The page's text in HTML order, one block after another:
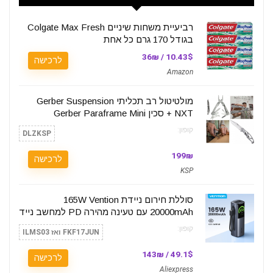
רביעיית משחות שיניים Colgate Max Fresh
בגודל 170 גרם כל אחת
10.43$ / 36₪
Amazon
לרכישה
מולטיטול רב תכליתי Gerber Suspension
NXT + סכין Gerber Paraframe Mini
קופון: DLZKSP
199₪
KSP
לרכישה
סוללת חירום ניידת 165W Vention
20000mAh עם טעינה מהירה PD למחשב נייד
קופון: FKF17JUN ואז ILMS03
49.1$ / 143₪
Aliexpress
לרכישה